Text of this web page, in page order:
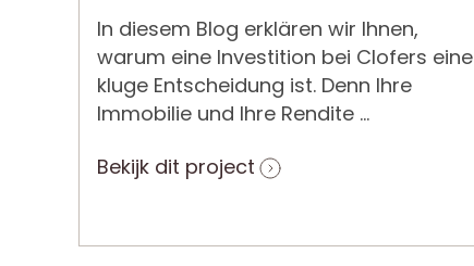
In diesem Blog erklären wir Ihnen,
warum eine Investition bei Clofers eine
kluge Entscheidung ist. Denn Ihre
Immobilie und Ihre Rendite ...
Bekijk dit project